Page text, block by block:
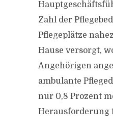
Zahl der
Pflegeplätze
Hause versorgt,
Angehörigen
ambulante
nur 0,8 Prozent
Herausforderung